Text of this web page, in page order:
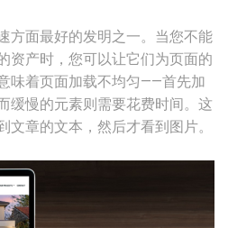
方面最好的发明之一。当您不能
资产时，您可以让它们为页面的
味着页面加载不均匀——首先加
缓慢的元素则需要花费时间。这
文章的文本，然后才看到图片。